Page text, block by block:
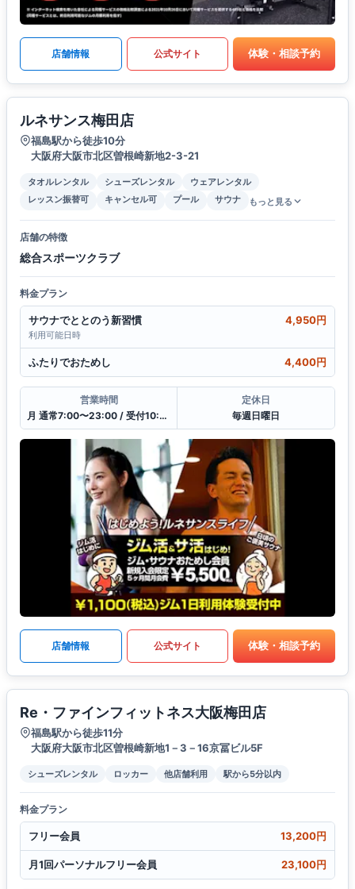
店舗情報 公式サイト 体験・相談予約
ルネサンス梅田店
福島駅から徒歩10分
大阪府大阪市北区曽根崎新地2-3-21
タオルレンタル シューズレンタル
ウェアレンタル
レッスン振替可
キャンセル可 プール サウナ もっと見る
店舗の特徴
総合スポーツクラブ
料金プラン
サウナでととのう新習慣 4,950円
利用可能日時
ふたりでおためし 4,400円
営業時間
月 通常7:00〜23:00 / 受付10:00〜21:00
定休日
毎週日曜日
店舗情報 公式サイト 体験・相談予約
Re・ファインフィットネス大阪梅田店
福島駅から徒歩11分
大阪府大阪市北区曽根崎新地1－3－16京冨ビル5F
シューズレンタル ロッカー 他店舗利用 駅から5分以内
料金プラン
フリー会員 13,200円
月1回パーソナルフリー会員 23,100円